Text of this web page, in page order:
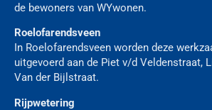
de bewoners van WYwonen.
Roelofarendsveen
In Roelofarendsveen worden deze
uitgevoerd aan de Piet v/d Veldenstraat,
Van der Bijlstraat.
Rijpwetering